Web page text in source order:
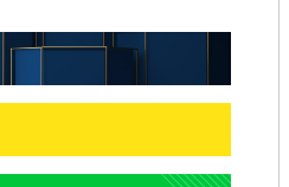
축구협회, 15년 전 심판 성 접대 파문에 "현
재는 내부 지침 준수"
김지수, '여행사 대표' 변신 근황 "가볼 만하
니…"